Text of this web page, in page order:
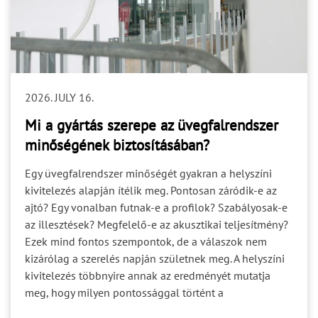
helyszín alkalmas a szerelés megkezdésére? A
tisztázatlan felelősség nem feltétlenül okoz azonnal
problémát. Gyakran csak akkor válik láthatóvá, amikor
egy döntésre már a gyártásnak vagy a kivitelezésnek
nem csupán a feladatok kiosztása, hanem a döntési és
jóváhagyási felelősségek egyértelmű rögzítése. 4. Az
ütemezés Egy helyes műszaki döntés is kockázatot
okozhat, ha túl későn születik meg. A tervezési,
jóváhagyási, gyártási, szállítási és kivitelezési folyamat
egymásra épül. Ha az egyik szakasz nyitott kérdéseket
ad tovább a következőnek, a bizonytalanság végigfut a
teljes ütemezésen. A gyártási idő önmagában ezért nem
írja le a projekt teljes időigényét. Figyelembe kell
venni: a szükséges műszaki egyeztetéseket; a
dokumentumok jóváhagyását; a helyszíni felmérést; a
fogadószerkezetek készültségét; a logisztikai és
2026. JULY 16.
Mi a gyártás szerepe az üvegfalrendszer
minőségének biztosításában?
Egy üvegfalrendszer minőségét gyakran a helyszíni
kivitelezés alapján ítélik meg. Pontosan záródik-e az
ajtó? Egy vonalban futnak-e a profilok? Szabályosak-e
az illesztések? Megfelelő-e az akusztikai teljesítmény?
Ezek mind fontos szempontok, de a válaszok nem
kizárólag a szerelés napján születnek meg. A helyszíni
kivitelezés többnyire annak az eredményét mutatja
meg, hogy milyen pontossággal történt a